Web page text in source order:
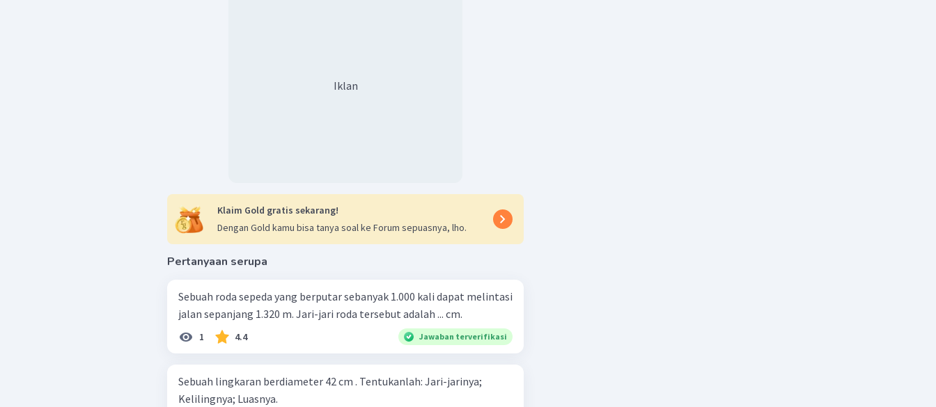
Iklan
Klaim Gold gratis sekarang!
Dengan Gold kamu bisa tanya soal ke Forum sepuasnya, lho.
Pertanyaan serupa
Sebuah roda sepeda yang berputar sebanyak 1.000 kali dapat melintasi
jalan sepanjang 1.320 m. Jari-jari roda tersebut adalah ... cm.
1 4.4 Jawaban terverifikasi
Sebuah lingkaran berdiameter 42 cm . Tentukanlah: Jari-jarinya;
Kelilingnya; Luasnya.